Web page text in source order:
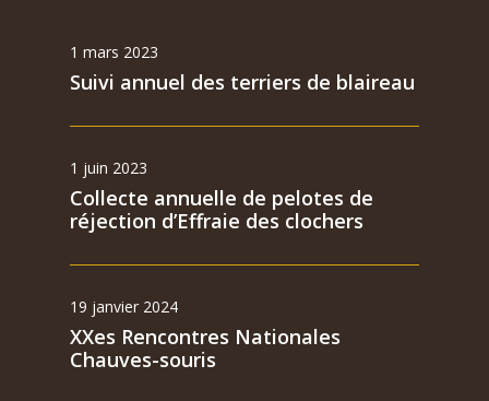
1 mars 2023
Suivi annuel des terriers de blaireau
1 juin 2023
Collecte annuelle de pelotes de
réjection d’Effraie des clochers
19 janvier 2024
XXes Rencontres Nationales
Chauves-souris